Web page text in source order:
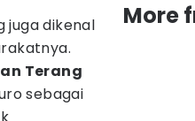
juga dikenal
Terang
sebagai
More